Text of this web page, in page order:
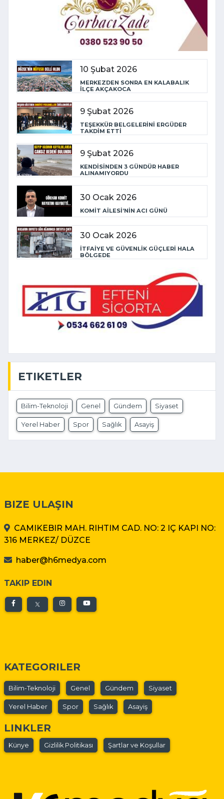
10 Şubat 2026
MERKEZDEN SONRA EN KALABALIK
İLÇE AKÇAKOCA
9 Şubat 2026
TEŞEKKÜR BELGELERİNİ ERGÜDER
TAKDİM ETTİ
9 Şubat 2026
KENDİSİNDEN 3 GÜNDÜR HABER
ALINAMIYORDU
30 Ocak 2026
KOMİT AİLESİ’NİN ACI GÜNÜ
30 Ocak 2026
İTFAİYE VE GÜVENLİK GÜÇLERİ HALA
BÖLGEDE
ETIKETLER
Bilim-Teknoloji Genel Gündem Siyaset
Yerel Haber Spor Sağlık Asayiş
BIZE ULAŞIN
CAMIKEBIR MAH. RIHTIM CAD. NO: 2 IÇ KAPI NO:
316 MERKEZ/ DÜZCE
haber@h6medya.com
TAKIP EDIN
KATEGORILER
Bilim-Teknoloji Genel Gündem Siyaset
Yerel Haber Spor Sağlık Asayiş
LINKLER
Künye Gizlilik Politikası Şartlar ve Koşullar